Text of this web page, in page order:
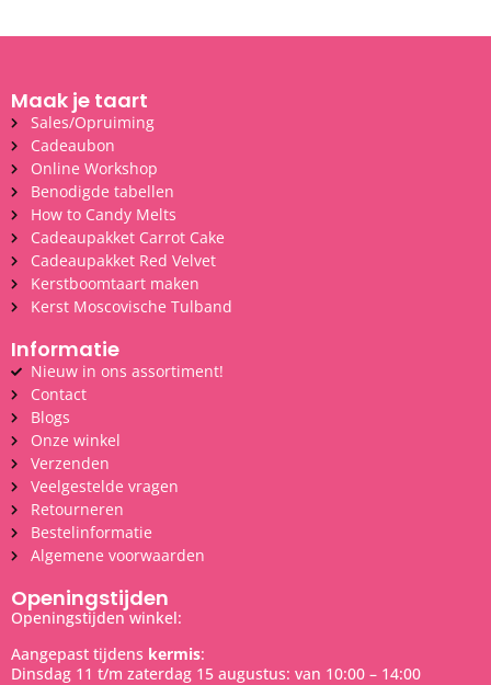
Maak je taart
Sales/Opruiming
Cadeaubon
Online Workshop
Benodigde tabellen
How to Candy Melts
Cadeaupakket Carrot Cake
Cadeaupakket Red Velvet
Kerstboomtaart maken
Kerst Moscovische Tulband
Informatie
Nieuw in ons assortiment!
Contact
Blogs
Onze winkel
Verzenden
Veelgestelde vragen
Retourneren
Bestelinformatie
Algemene voorwaarden
Openingstijden
Openingstijden winkel:
Aangepast tijdens kermis:
Dinsdag 11 t/m zaterdag 15 augustus: van 10:00 – 14:00